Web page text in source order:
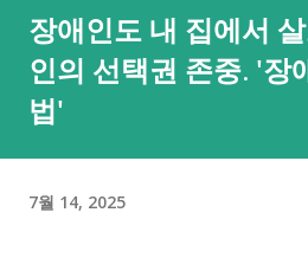
장애인도 내 집에서
인의 선택권 존중. '장
법'
7월 14, 2025